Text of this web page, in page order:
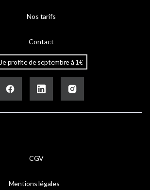
Nos tarifs
Contact
Je profite de septembre à 1€
CGV
Mentions légales